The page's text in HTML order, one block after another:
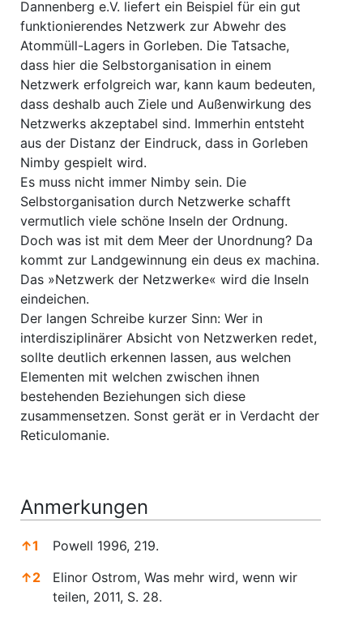
Dannenberg e.V. liefert ein Beispiel für ein gut
funktionierendes Netzwerk zur Abwehr des
Atommüll-Lagers in Gorleben. Die Tatsache,
dass hier die Selbstorganisation in einem
Netzwerk erfolgreich war, kann kaum bedeuten,
dass deshalb auch Ziele und Außenwirkung des
Netzwerks akzeptabel sind. Immerhin entsteht
aus der Distanz der Eindruck, dass in Gorleben
Nimby gespielt wird.
Es muss nicht immer Nimby sein. Die
Selbstorganisation durch Netzwerke schafft
vermutlich viele schöne Inseln der Ordnung.
Doch was ist mit dem Meer der Unordnung? Da
kommt zur Landgewinnung ein deus ex machina.
Das »Netzwerk der Netzwerke« wird die Inseln
eindeichen.
Der langen Schreibe kurzer Sinn: Wer in
interdisziplinärer Absicht von Netzwerken redet,
sollte deutlich erkennen lassen, aus welchen
Elementen mit welchen zwischen ihnen
bestehenden Beziehungen sich diese
zusammensetzen. Sonst gerät er in Verdacht der
Reticulomanie.
Anmerkungen
↑1
Powell 1996, 219.
↑2
Elinor Ostrom, Was mehr wird, wenn wir
teilen, 2011, S. 28.